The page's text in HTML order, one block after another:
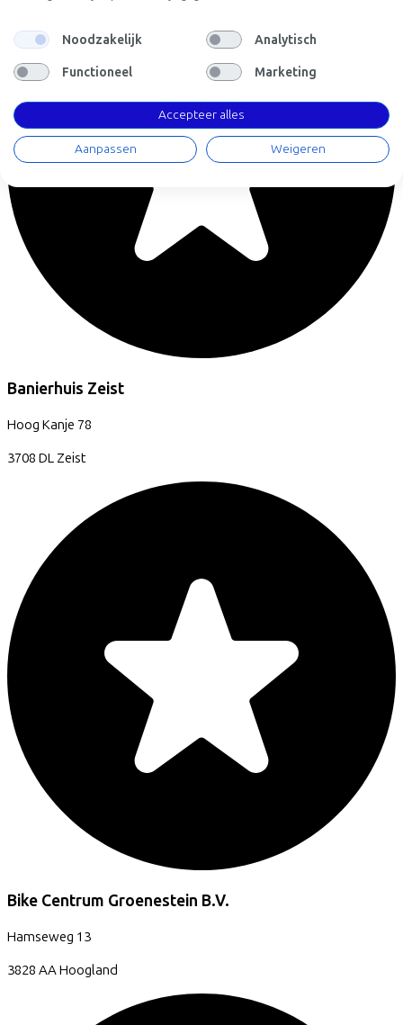
Banierhuis Zeist
Hoog Kanje 78
3708 DL Zeist
Bike Centrum Groenestein B.V.
Hamseweg 13
3828 AAHoogland
Noodzakelijk Analytisch
Functioneel Marketing
Accepteer alles
Aanpassen Weigeren